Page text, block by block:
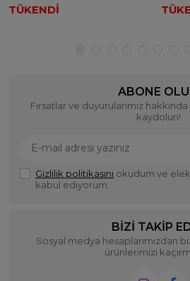
TÜKENDİ
ABONE
Fırsatlar ve duyurularımız
kaydolun!
Gizlilik politikasını okudum ve
kabul ediyorum.
BIZI TAKIP
Sosyal medya hesaplarımızdan
ürünlerimizi